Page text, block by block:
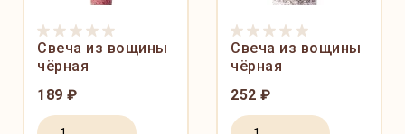
Свеча из вощины
чёрная
189 ₽
Свеча из вощины
чёрная
252 ₽